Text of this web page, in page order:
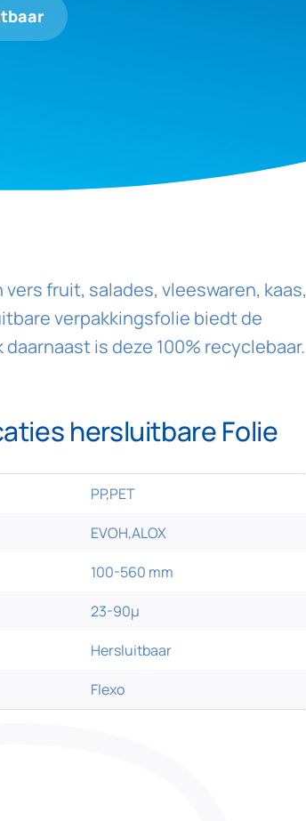
fruit, salades, vleeswaren, kaas,
verpakkingsfolie biedt de
is deze 100% recyclebaar.
hersluitbare Folie
PP,PET
EVOH,ALOX
100-560 mm
23-90µ
Hersluitbaar
Flexo